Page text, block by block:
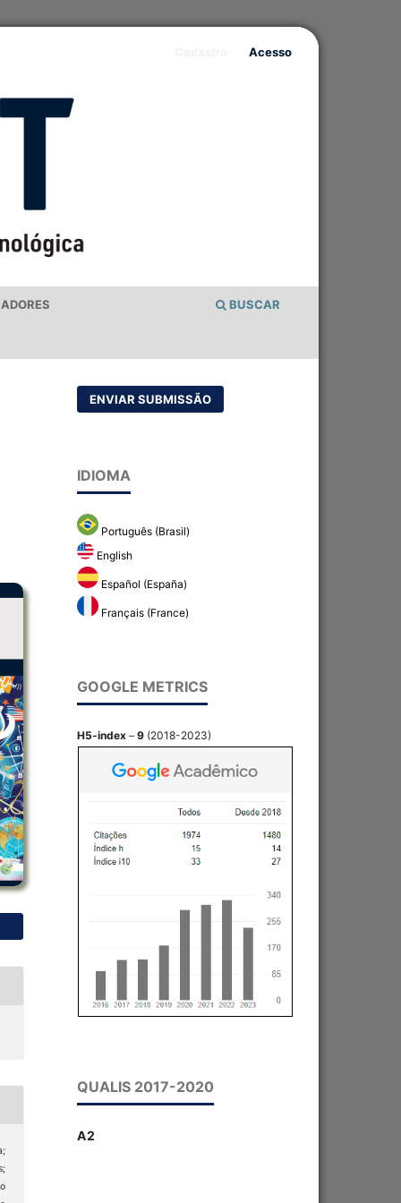
BUSCAR
Acesso
ENVIAR SUBMISSÃO
IDIOMA
Português (Brasil)
English
Español (España)
Français (France)
GOOGLE METRICS
H5-index – 9 (2018-2023)
QUALIS 2017-2020
A2